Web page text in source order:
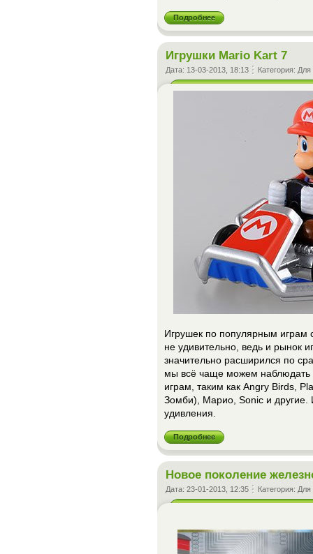
Подробнее
Игрушки Mario Kart 7
Дата: 13-03-2013, 18:13 Категория: Для
Игрушек по популярным играм
не удивительно, ведь и рынок
значительно расширился по
мы всё чаще можем наблюдать
играм, таким как Angry Birds,
Зомби), Марио, Sonic и другие.
удивления.
Подробнее
Новое поколение
Дата: 23-01-2013, 12:35 Категория: Для